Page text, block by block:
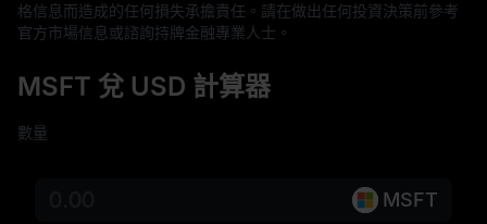
格信息而造成的任何損失承擔責任。請在做出任何投資決策前參考
官方市場信息或諮詢持牌金融專業人士。
MSFT 兌 USD 計算器
數量
MSFT